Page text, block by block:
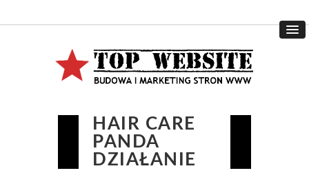
HAIR CARE
PANDA
DZIAŁANIE